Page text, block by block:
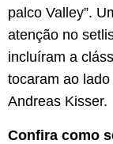
palco Valley”.
atenção no
incluíram a
tocaram ao
Andreas Kisser.
Confira como